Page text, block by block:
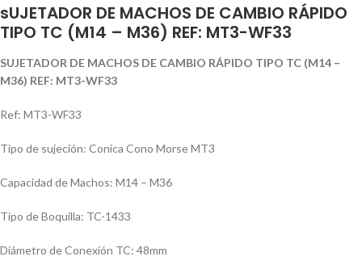
sUJETADOR DE MACHOS DE CAMBIO RÁPIDO
TIPO TC (M14 – M36) REF: MT3-WF33
SUJETADOR DE MACHOS DE CAMBIO RÁPIDO TIPO TC (M14 –
M36) REF: MT3-WF33
Ref: MT3-WF33
Tipo de sujeción: Conica Cono Morse MT3
Capacidad de Machos: M14 – M36
Tipo de Boquilla: TC-1433
Diámetro de Conexión TC: 48mm